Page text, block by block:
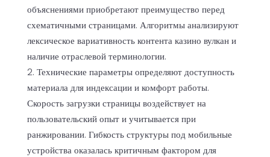
объяснениями приобретают преимущество перед
схематичными страницами. Алгоритмы анализируют
лексическое вариативность контента казино вулкан и
наличие отраслевой терминологии.
Технические параметры определяют доступность
материала для индексации и комфорт работы.
Скорость загрузки страницы воздействует на
пользовательский опыт и учитывается при
ранжировании. Гибкость структуры под мобильные
устройства оказалась критичным фактором для